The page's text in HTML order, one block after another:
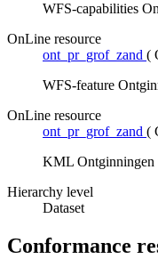
WFS-capabilities
OnLine resource
ont_pr_grof_zand (
WFS-feature
OnLine resource
ont_pr_grof_zand (
KML Ontginningen
Hierarchy level
Dataset
Conformance